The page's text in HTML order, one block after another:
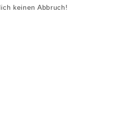
keinen Abbruch!